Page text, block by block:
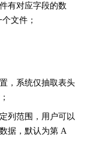
有对应字段的数
文件；
，系统仅抽取表头
列范围，用户可以
据，默认为第 A